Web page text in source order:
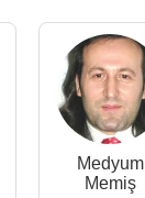
Medyum
Memiş